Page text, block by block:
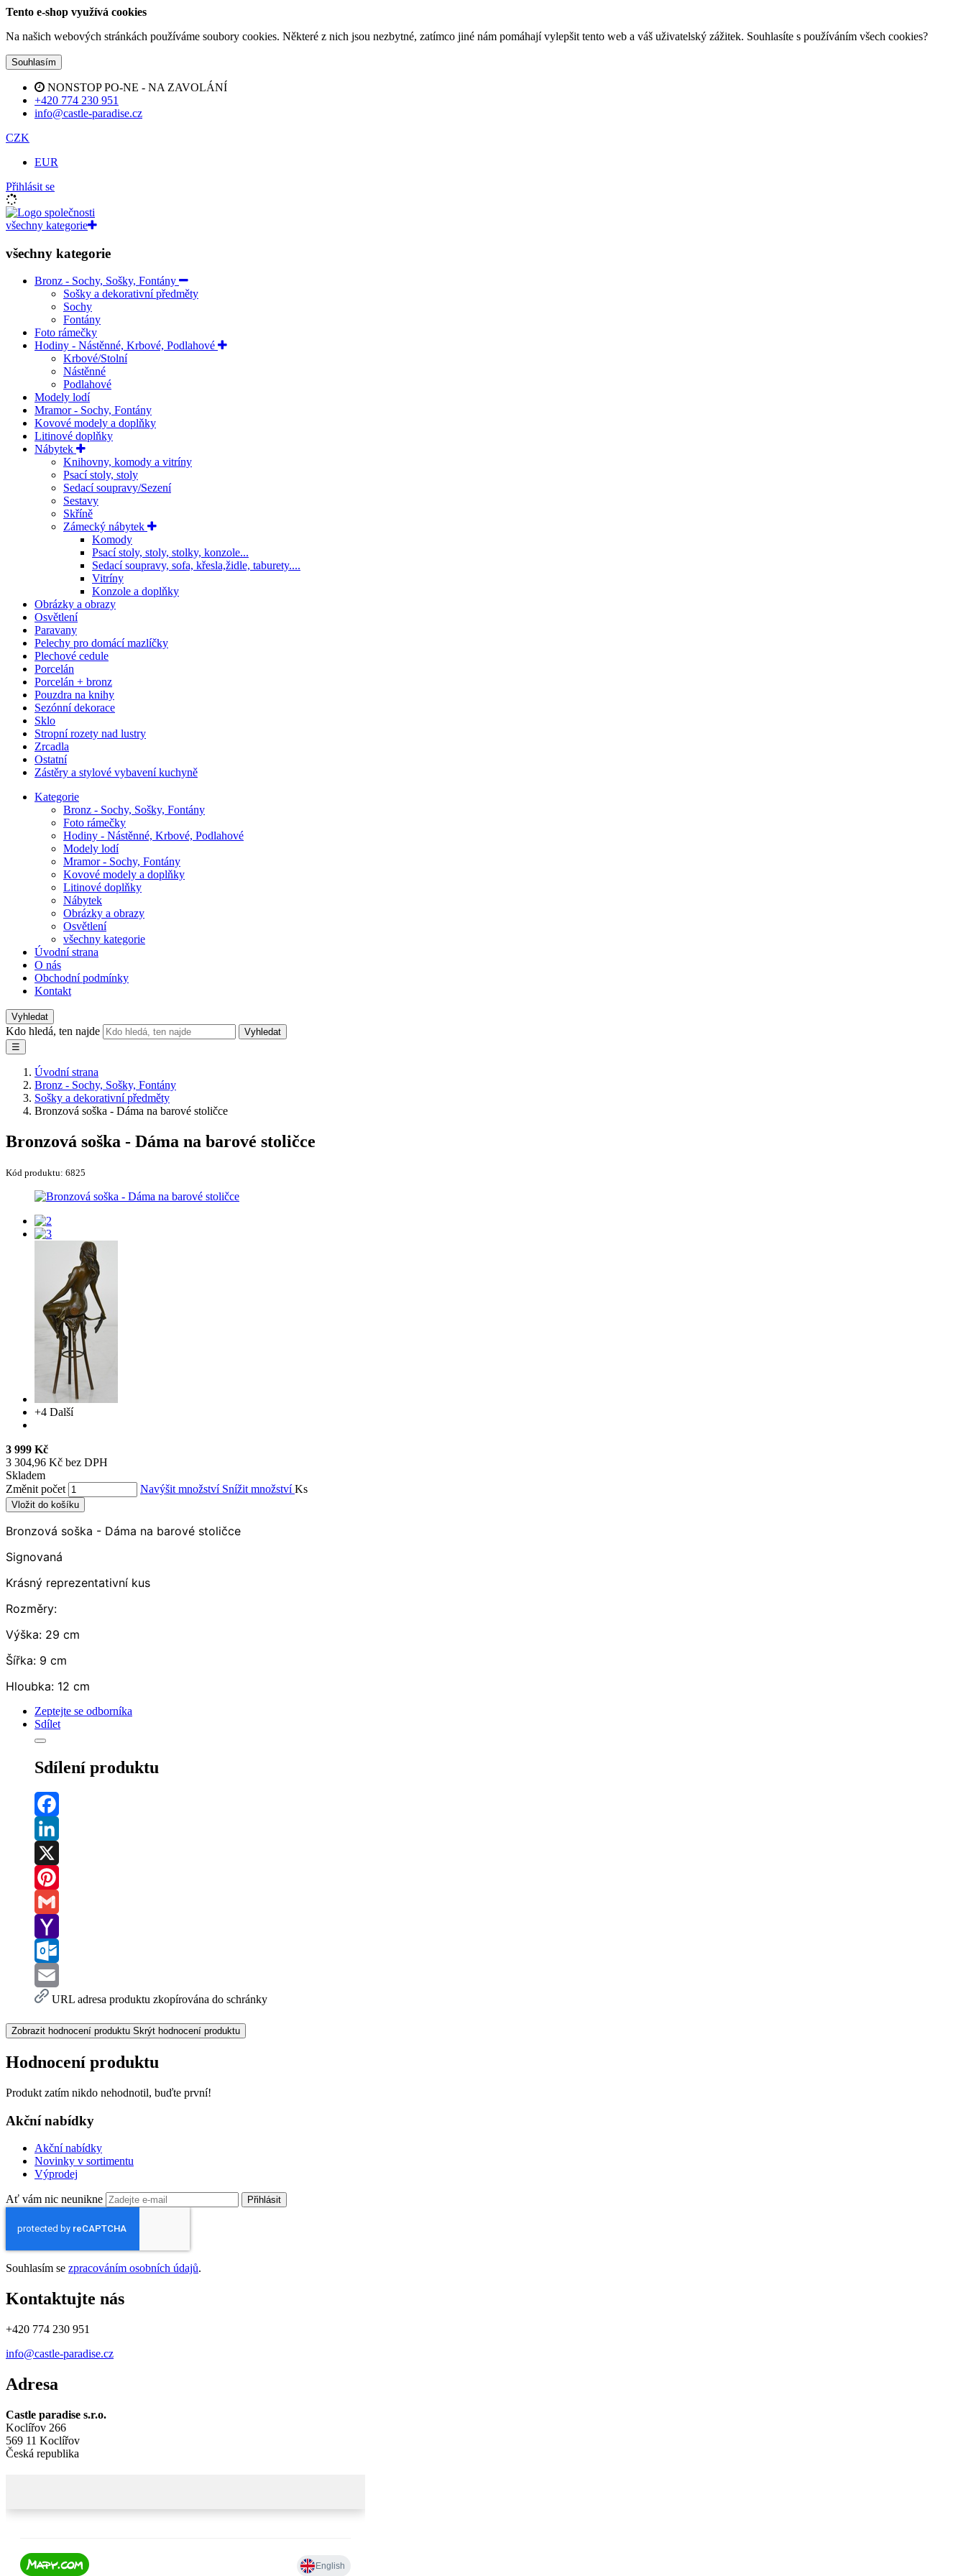
Tento e-shop využívá cookies
Na našich webových stránkách používáme soubory cookies. Některé z nich jsou nezbytné, zatímco jiné nám pomáhají vylepšit tento web a váš uživatelský zážitek. Souhlasíte s používáním všech cookies?
Souhlasím
NONSTOP PO-NE - NA ZAVOLÁNÍ
+420 774 230 951
info@castle-paradise.cz
CZK
EUR
Přihlásit se
všechny kategorie
všechny kategorie
Bronz - Sochy, Sošky, Fontány
Sošky a dekorativní předměty
Sochy
Fontány
Foto rámečky
Hodiny - Nástěnné, Krbové, Podlahové
Krbové/Stolní
Nástěnné
Podlahové
Modely lodí
Mramor - Sochy, Fontány
Kovové modely a doplňky
Litinové doplňky
Nábytek
Knihovny, komody a vitríny
Psací stoly, stoly
Sedací soupravy/Sezení
Sestavy
Skříně
Zámecký nábytek
Komody
Psací stoly, stoly, stolky, konzole...
Sedací soupravy, sofa, křesla,židle, taburety....
Vitríny
Konzole a doplňky
Obrázky a obrazy
Osvětlení
Paravany
Pelechy pro domácí mazlíčky
Plechové cedule
Porcelán
Porcelán + bronz
Pouzdra na knihy
Sezónní dekorace
Sklo
Stropní rozety nad lustry
Zrcadla
Ostatní
Zástěry a stylové vybavení kuchyně
Kategorie
Bronz - Sochy, Sošky, Fontány
Foto rámečky
Hodiny - Nástěnné, Krbové, Podlahové
Modely lodí
Mramor - Sochy, Fontány
Kovové modely a doplňky
Litinové doplňky
Nábytek
Obrázky a obrazy
Osvětlení
všechny kategorie
Úvodní strana
O nás
Obchodní podmínky
Kontakt
Vyhledat
Kdo hledá, ten najde
Vyhledat
☰
Úvodní strana
Bronz - Sochy, Sošky, Fontány
Sošky a dekorativní předměty
Bronzová soška - Dáma na barové stoličce
Bronzová soška - Dáma na barové stoličce
Kód produktu: 6825
+4 Další
3 999 Kč
3 304,96 Kč bez DPH
Skladem
Změnit počet
Navýšit množství Snížit množstvíKs
Vložit do košíku
Bronzová soška - Dáma na barové stoličce
Signovaná
Krásný reprezentativní kus
Rozměry:
Výška: 29 cm
Šířka: 9 cm
Hloubka: 12 cm
Zeptejte se odborníka
Sdílet
Sdílení produktu
Facebook
LinkedIn
X
Pinterest
Gmail
Yahoo
Mail
Outlook.com
EmailURL adresa produktu zkopírována do schránky
Zobrazit hodnocení produktu Skrýt hodnocení produktu
Hodnocení produktu
Produkt zatím nikdo nehodnotil, buďte první!
Akční nabídky
Akční nabídky
Novinky v sortimentu
Výprodej
Ať vám nic neunikne Přihlásit
Souhlasím se zpracováním osobních údajů.
Kontaktujte nás
+420 774 230 951
info@castle-paradise.cz
Adresa
Castle paradise s.r.o.
Koclířov 266
569 11 Koclířov
Česká republika